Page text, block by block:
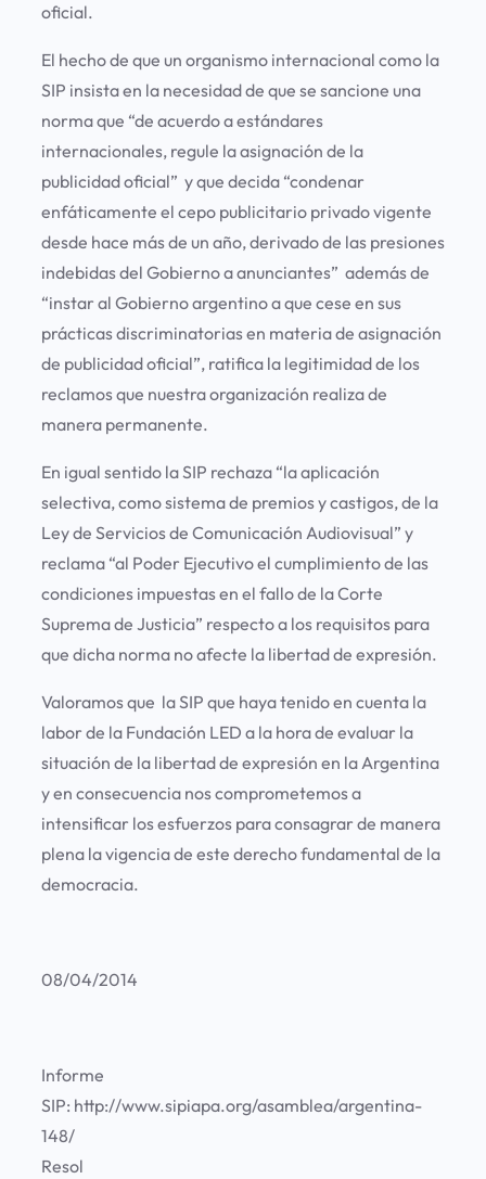
oficial.
El hecho de que un organismo internacional como la
SIP insista en la necesidad de que se sancione una
norma que “de acuerdo a estándares
internacionales, regule la asignación de la
publicidad oficial” y que decida “condenar
enfáticamente el cepo publicitario privado vigente
desde hace más de un año, derivado de las presiones
indebidas del Gobierno a anunciantes” además de
“instar al Gobierno argentino a que cese en sus
prácticas discriminatorias en materia de asignación
de publicidad oficial”, ratifica la legitimidad de los
reclamos que nuestra organización realiza de
manera permanente.
En igual sentido la SIP rechaza “la aplicación
selectiva, como sistema de premios y castigos, de la
Ley de Servicios de Comunicación Audiovisual” y
reclama “al Poder Ejecutivo el cumplimiento de las
condiciones impuestas en el fallo de la Corte
Suprema de Justicia” respecto a los requisitos para
que dicha norma no afecte la libertad de expresión.
Valoramos que la SIP que haya tenido en cuenta la
labor de la Fundación LED a la hora de evaluar la
situación de la libertad de expresión en la Argentina
y en consecuencia nos comprometemos a
intensificar los esfuerzos para consagrar de manera
plena la vigencia de este derecho fundamental de la
democracia.
08/04/2014
Informe
SIP: http://www.sipiapa.org/asamblea/argentina-
148/
Resol